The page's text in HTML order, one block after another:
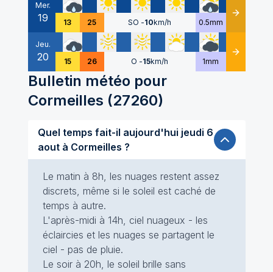
Mer.
19 13 25 SO -10km/h 0.5mm Détails
Jeu.
20 15 26 O -15km/h 1mm Détails
Bulletin météo pour
Cormeilles (27260)
Quel temps fait-il aujourd'hui jeudi 6
aout à Cormeilles ?
Le matin à 8h, les nuages restent assez
discrets, même si le soleil est caché de
temps à autre.
L'après-midi à 14h, ciel nuageux - les
éclaircies et les nuages se partagent le
ciel - pas de pluie.
Le soir à 20h, le soleil brille sans